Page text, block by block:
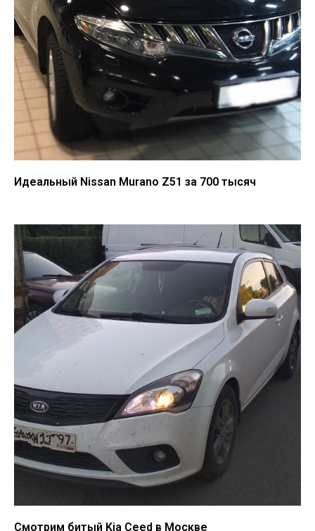
Идеальный Nissan Murano Z51 за 700 тысяч
Смотрим битый Kia Ceed в Москве